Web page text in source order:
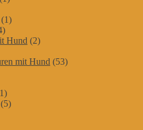
(1)
Hund (2)
mit Hund (53)
(5)